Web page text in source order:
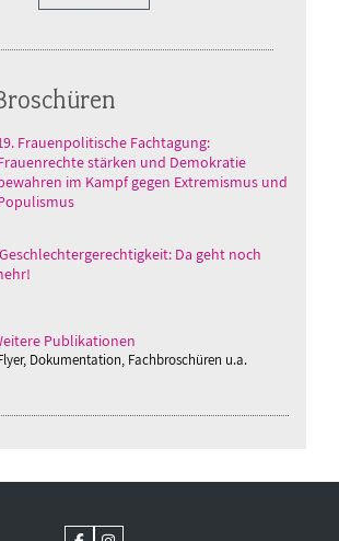
Frauenpolitische Fachtagung:
stärken und Demokratie
im Kampf gegen Extremismus und
Da geht noch
Publikationen
Dokumentation, Fachbroschüren u.a.